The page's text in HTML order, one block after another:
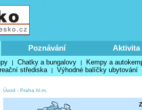
Poznávání Aktivita
| Chatky a bungalovy | Kempy a
střediska | Výhodné balíčky ubytování
Úvod - Praha hl.m.